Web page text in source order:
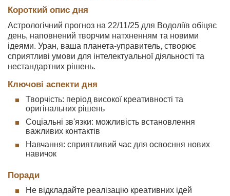
Короткий опис дня
Астрологічний прогноз на 22/11/25 для Водоліїв обіцяє
день, наповнений творчим натхненням та новими
ідеями. Уран, ваша планета-управитель, створює
сприятливі умови для інтелектуальної діяльності та
нестандартних рішень.
Ключові аспекти дня
Творчість: період високої креативності та
оригінальних рішень
Соціальні зв'язки: можливість встановлення
важливих контактів
Навчання: сприятливий час для освоєння нових
навичок
Поради
Не відкладайте реалізацію креативних ідей